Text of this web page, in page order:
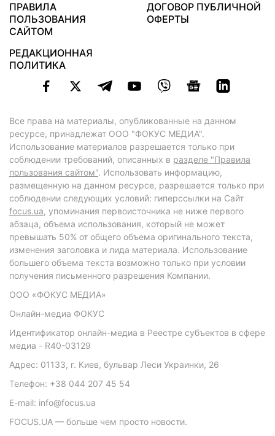
ПРАВИЛА
ПОЛЬЗОВАНИЯ
САЙТОМ
ДОГОВОР ПУБЛИЧНОЙ
ОФЕРТЫ
РЕДАКЦИОННАЯ
ПОЛИТИКА
Все права на материалы, опубликованные на данном
ресурсе, принадлежат ООО "ФОКУС МЕДИА".
Использование материалов разрешается только при
соблюдении требований, описанных в разделе "Правила
пользования сайтом". Использовать информацию,
размещенную на данном ресурсе, разрешается только при
соблюдении следующих условий: гиперссылки на Сайт
focus.ua, упоминания первоисточника не ниже первого
абзаца, объема использования, который не может
превышать 50% от общего объема оригинального текста,
изменения заголовка и лида материала. Использование
большего объема текста возможно только при условии
получения письменного разрешения Компании.
ООО «ФОКУС МЕДИА»
Онлайн-медиа ФОКУС
Идентификатор онлайн-медиа в Реестре субъектов в сфере
медиа - R40-03129
Адрес: 01133, г. Киев, бульвар Леси Украинки, 26
Телефон: +38 044 207 45 54
E-mail: info@focus.ua
FOCUS.UA — больше чем просто новости.